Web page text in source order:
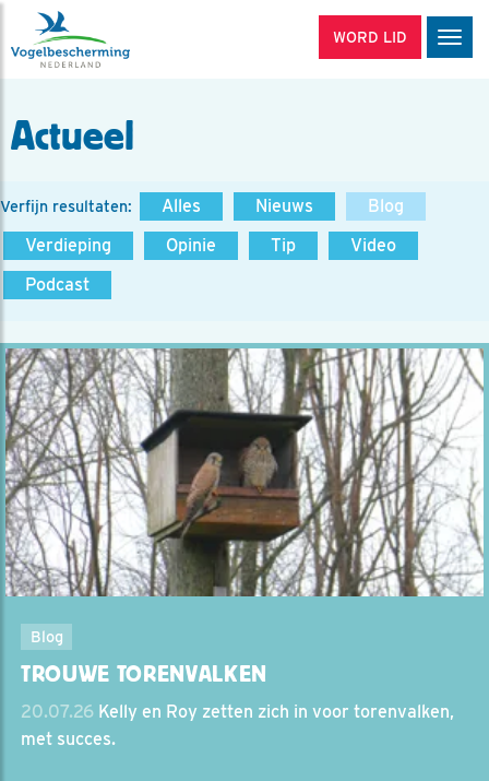
WORD LID
Actueel
Verfijn resultaten: Alles Nieuws
Blog
Verdieping
Opinie Tip
Video
Podcast
Blog
TROUWE TORENVALKEN
20.07.26 Kelly en Roy zetten zich in voor torenvalken,
met succes.